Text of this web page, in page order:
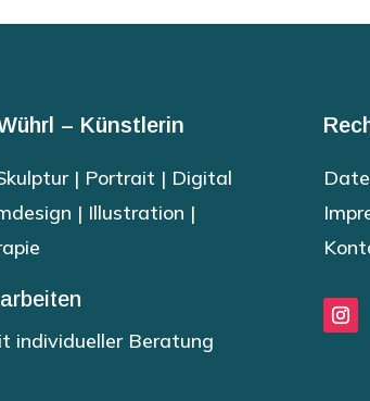
– Künstlerin
| Portrait | Digital
| Illustration |
individueller Beratung